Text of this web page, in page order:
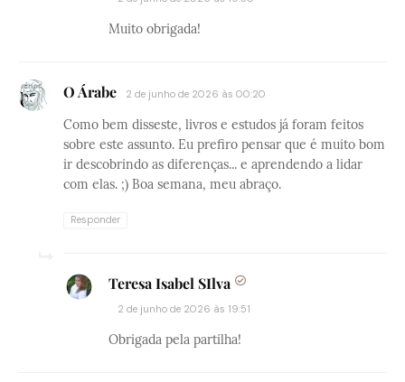
Muito obrigada!
O Árabe 2 de junho de 2026 às 00:20
Como bem disseste, livros e estudos já foram feitos
sobre este assunto. Eu prefiro pensar que é muito bom
ir descobrindo as diferenças... e aprendendo a lidar
com elas. ;) Boa semana, meu abraço.
Responder
Teresa Isabel SIlva
2 de junho de 2026 às 19:51
Obrigada pela partilha!